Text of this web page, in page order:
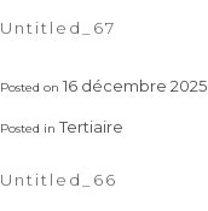
Untitled_67
Posted on 16 décembre 2025
Posted inTertiaire
Untitled_66